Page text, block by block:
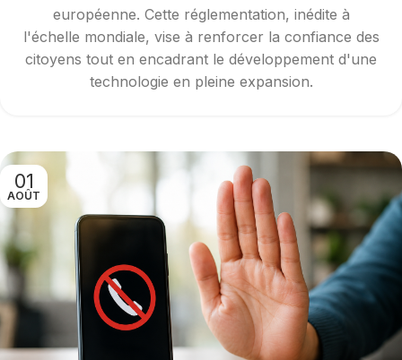
européenne. Cette réglementation, inédite à
l'échelle mondiale, vise à renforcer la confiance des
citoyens tout en encadrant le développement d'une
technologie en pleine expansion.
01
AOÛT